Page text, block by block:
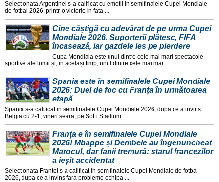
Selectionata Argentinei s-a calificat cu emotii in semifinalele Cupei Mondiale
de fotbal 2026, printr-o victorie in fata ...
Cine câștigă cu adevărat de pe urma Cupei
Mondiale 2026. Suporterii plătesc, FIFA
încasează, iar gazdele ies pe pierdere
Cupa Mondiala este unul dintre cele mai mari spectacole
sportive ale lumii și, in același timp, unul dintre cele mai mar ...
Spania este în semifinalele Cupei Mondiale
2026: Duel de foc cu Franța în următoarea
etapă
Spania s-a calificat in semifinalele Cupei Mondiale 2026, dupa ce a invins
Belgia cu 2-1, vineri seara, pe SoFi Stadium ...
Franța e în semifinalele Cupei Mondiale
2026! Mbappe și Dembele au îngenuncheat
Marocul, dar fanii tremură: starul francezilor
a ieșit accidentat
Selectionata Frantei s-a calificat in semifinalele Cupei Mondiale de fotbal
2026, dupa ce a invins fara probleme echipa ...